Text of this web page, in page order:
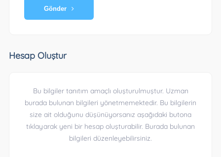
Gönder
Hesap Oluştur
Bu bilgiler tanıtım amaçlı oluşturulmuştur. Uzman
burada bulunan bilgileri yönetmemektedir. Bu bilgilerin
size ait olduğunu düşünüyorsanız aşağıdaki butona
tıklayarak yeni bir hesap oluşturabilir. Burada bulunan
bilgileri düzenleyebilirsiniz.